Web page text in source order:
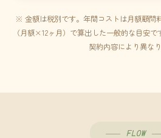
※ 金額は税別です。年間コストは月額顧問
（月額×12ヶ月）で算出した一般的な目安
契約内容により異なり
FLOW